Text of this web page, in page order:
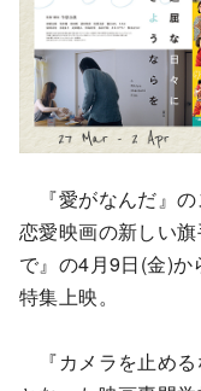
『愛がなんだ』の
恋愛映画の新しい
で』の4月9日(金)
特集上映。
『カメラを止める